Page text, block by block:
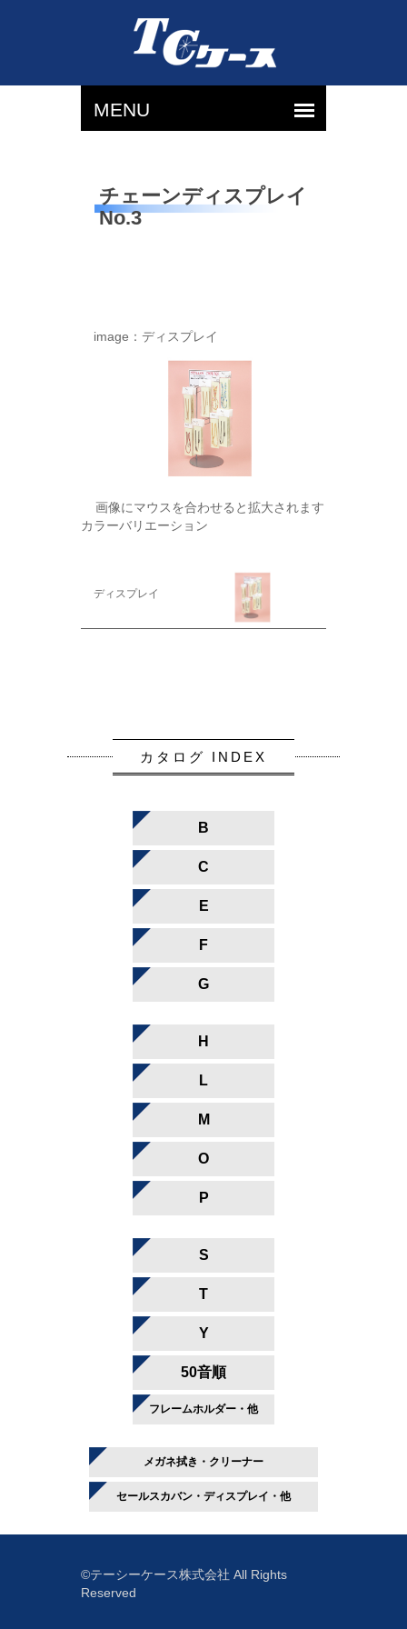
チェーンディスプレイ
No.3
image：ディスプレイ
画像にマウスを合わせると拡大されます
カラーバリエーション
ディスプレイ
カタログ INDEX
B
C
E
F
G
H
L
M
O
P
S
T
Y
50音順
フレームホルダー・他
メガネ拭き・クリーナー
セールスカバン・ディスプレイ・他
©テーシーケース株式会社 All Rights
Reserved